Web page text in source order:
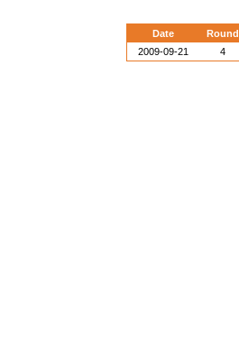
Date Round
2009-09-21
4